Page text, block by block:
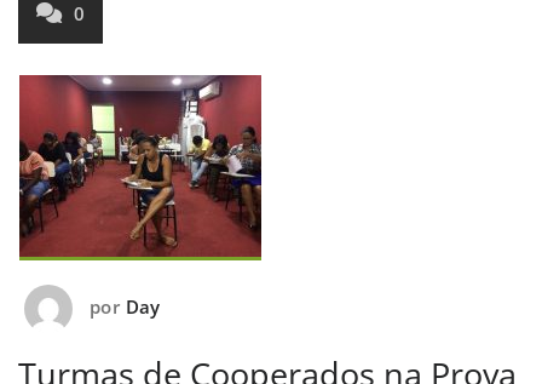
0
por Day
Turmas de Cooperados na Prova